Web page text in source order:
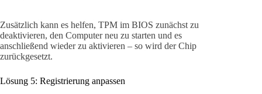
Zusätzlich kann es helfen, TPM im BIOS zunächst zu
deaktivieren, den Computer neu zu starten und es
anschließend wieder zu aktivieren – so wird der Chip
zurückgesetzt.
Lösung 5: Registrierung anpassen